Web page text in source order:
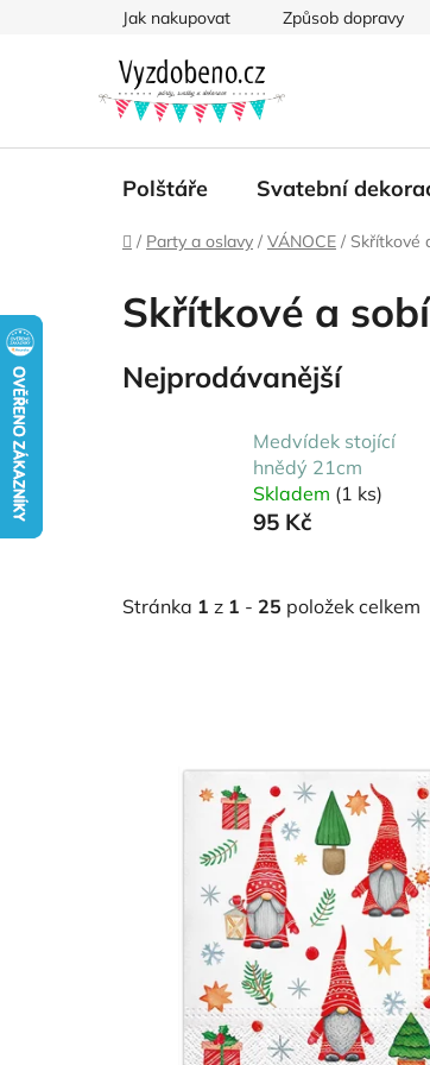
Jak nakupovat Způsob dopravy
Polštáře Svatební
Domů
/ Party a oslavy / VÁNOCE / Skřítkové
Skřítkové a
Nejprodávanější
Medvídek stojící
hnědý 21cm
Skladem (1 ks)
95 Kč
Stránka 1 z 1 - 25 položek celkem